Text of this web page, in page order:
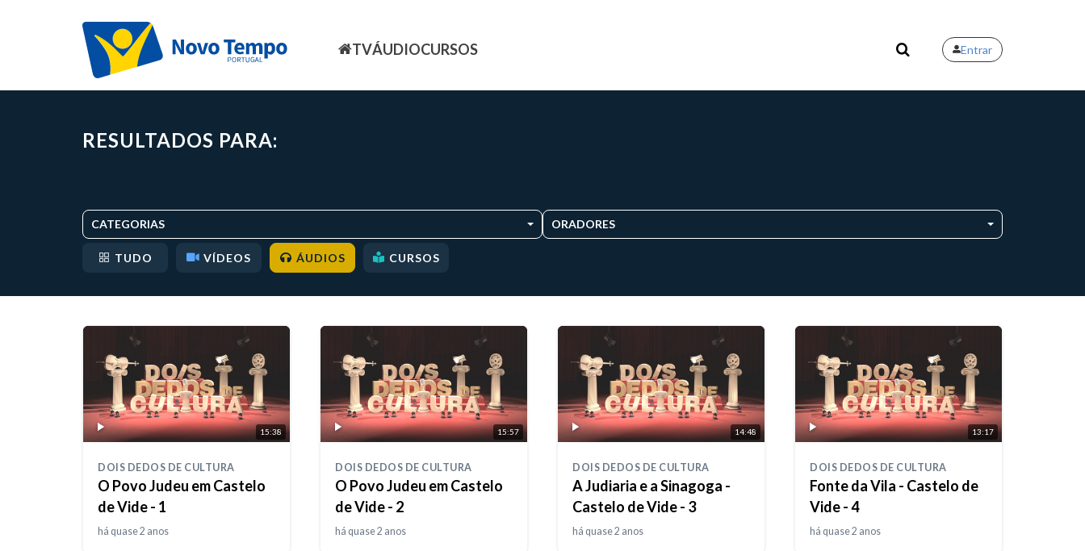
TVÁUDIOCURSOS Entrar
RESULTADOS PARA:
CATEGORIAS ORADORES
TUDO VÍDEOS ÁUDIOS CURSOS
15:38
DOIS DEDOS DE CULTURA
O Povo Judeu em Castelo
de Vide - 1
há quase 2 anos
15:57
DOIS DEDOS DE CULTURA
O Povo Judeu em Castelo
de Vide - 2
há quase 2 anos
14:48
DOIS DEDOS DE CULTURA
A Judiaria e a Sinagoga -
Castelo de Vide - 3
há quase 2 anos
13:17
DOIS DEDOS DE CULTURA
Fonte da Vila - Castelo de
Vide - 4
há quase 2 anos